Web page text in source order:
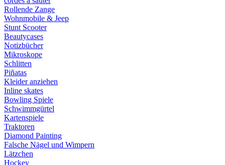
Rollende Zange
Wohnmobile & Jeep
Stunt Scooter
Beautycases
Notizbücher
Mikroskope
Schlitten
Piñatas
Kleider anziehen
Inline skates
Bowling Spiele
Schwimmgürtel
Kartenspiele
Traktoren
Diamond Painting
Falsche Nägel und Wimpern
Lätzchen
Hockey